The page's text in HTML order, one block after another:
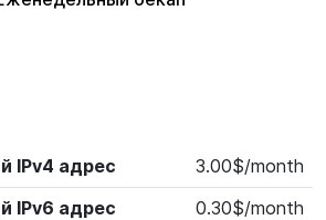
IPv4 адрес
3.00$/month
IPv6 адрес
0.30$/month